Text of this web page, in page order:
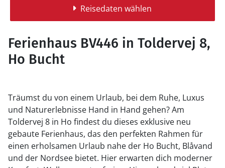
Reisedaten wählen
Ferienhaus BV446 in Toldervej 8,
Ho Bucht
Träumst du von einem Urlaub, bei dem Ruhe, Luxus
und Naturerlebnisse Hand in Hand gehen? Am
Toldervej 8 in Ho findest du dieses exklusive neu
gebaute Ferienhaus, das den perfekten Rahmen für
einen erholsamen Urlaub nahe der Ho Bucht, Blåvand
und der Nordsee bietet. Hier erwarten dich moderner